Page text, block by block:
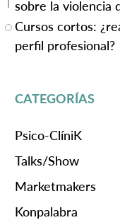
sobre la violencia
Cursos cortos:
perfil profesional?
CATEGORÍAS
Psico-ClíniK
Talks/Show
Marketmakers
Konpalabra